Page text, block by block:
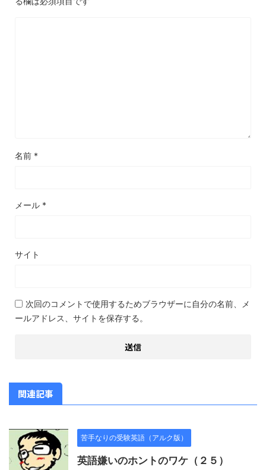
名前 *
メール *
サイト
次回のコメントで使用するためブラウザーに自分の名前、メ
ールアドレス、サイトを保存する。
関連記事
苦手なりの受験英語（アルク版）
英語嫌いのホントのワケ（２５）